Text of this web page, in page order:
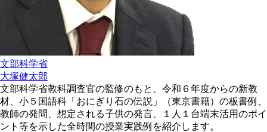
文部科学省
大塚健太郎
文部科学省教科調査官の監修のもと、 令和６年度からの新教
材、 小５国語科「おにぎり石の伝説」（東京書籍）の板書例、
教師の発問、想定される子供の発言、１人１台端末活用のポイ
ント等を示した全時間の授業実践例を紹介します。